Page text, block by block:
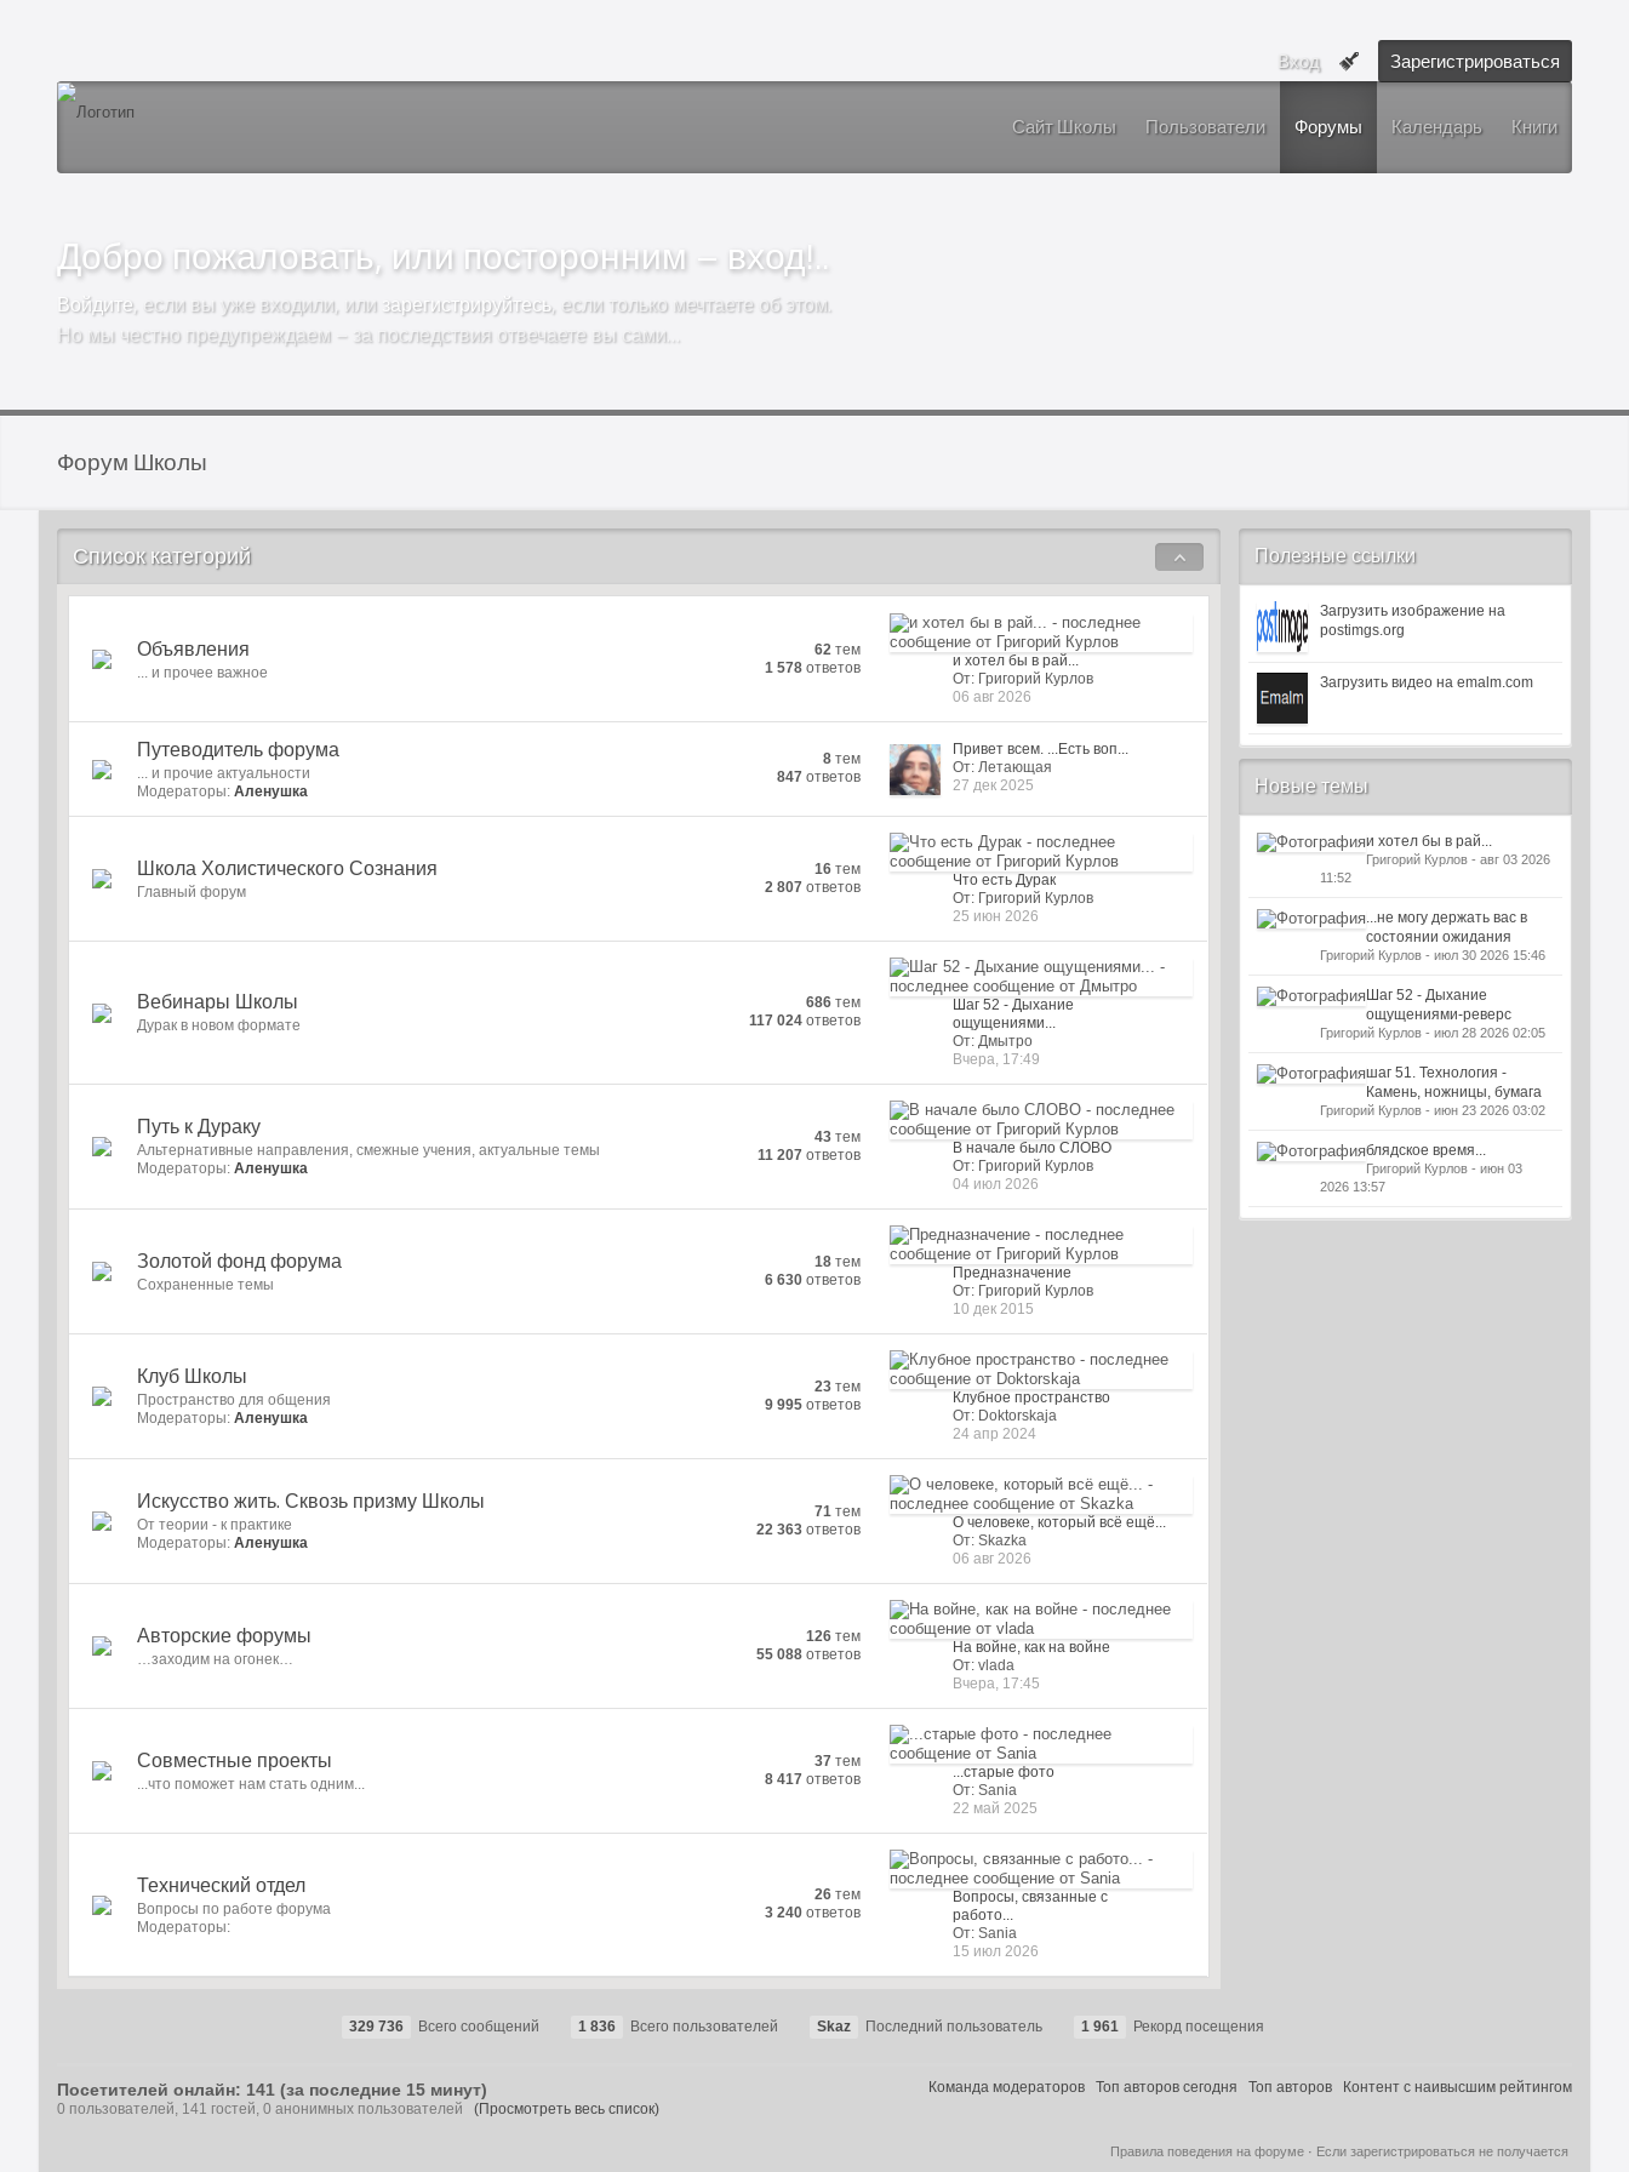
Вход Зарегистрироваться
Сайт Школы Пользователи Форумы Календарь Книги
Добро пожаловать, или посторонним – вход!..
Войдите, если вы уже входили, или зарегистрируйтесь, если только мечтаете об этом.
Но мы честно предупреждаем – за последствия отвечаете вы сами…
Форум Школы
Список категорий
Объявления
... и прочее важное
62 тем
1 578 ответов
и хотел бы в рай...
От: Григорий Курлов
06 авг 2026
Путеводитель форума
... и прочие актуальности
Модераторы:Аленушка
8 тем
847 ответов
Привет всем. ...Есть воп...
От: Летающая
27 дек 2025
Школа Холистического Сознания
Главный форум
16 тем
2 807 ответов
Что есть Дурак
От: Григорий Курлов
25 июн 2026
Вебинары Школы
Дурак в новом формате
686 тем
117 024 ответов
Шаг 52 - Дыхание
ощущениями...
От: Дмытро
Вчера, 17:49
Путь к Дураку
Альтернативные направления, смежные учения, актуальные темы
Модераторы:Аленушка
43 тем
11 207 ответов
В начале было СЛОВО
От: Григорий Курлов
04 июл 2026
Золотой фонд форума
Cохраненные темы
18 тем
6 630 ответов
Предназначение
От: Григорий Курлов
10 дек 2015
Клуб Школы
Пространство для общения
Модераторы:Аленушка
23 тем
9 995 ответов
Клубное пространство
От: Doktorskaja
24 апр 2024
Искусство жить. Сквозь призму Школы
От теории - к практике
Модераторы:Аленушка
71 тем
22 363 ответов
О человеке, который всё ещё...
От: Skazka
06 авг 2026
Авторские форумы
…заходим на огонек…
126 тем
55 088 ответов
На войне, как на войне
От: vlada
Вчера, 17:45
Совместные проекты
...что поможет нам стать одним...
37 тем
8 417 ответов
...старые фото
От: Sania
22 май 2025
Технический отдел
Вопросы по работе форума
Модераторы:
26 тем
3 240 ответов
Вопросы, связанные с
работо...
От: Sania
15 июл 2026
Полезные ссылки
Загрузить изображение на
postimgs.org
Загрузить видео на emalm.com
Новые темы
и хотел бы в рай...
Григорий Курлов - авг 03 2026
11:52
...не могу держать вас в
состоянии ожидания
Григорий Курлов - июл 30 2026 15:46
Шаг 52 - Дыхание
ощущениями-реверс
Григорий Курлов - июл 28 2026 02:05
шаг 51. Технология -
Камень, ножницы, бумага
Григорий Курлов - июн 23 2026 03:02
блядское время...
Григорий Курлов - июн 03
2026 13:57
329 736 Всего сообщений 1 836 Всего пользователей Skaz Последний пользователь 1 961 Рекорд посещения
Команда модераторов Топ авторов сегодня Топ авторов Контент с наивысшим рейтингом
Посетителей онлайн: 141 (за последние 15 минут)
0 пользователей, 141 гостей, 0 анонимных пользователей(Просмотреть весь список)
Если зарегистрироваться не получается
Правила поведения на форуме ·